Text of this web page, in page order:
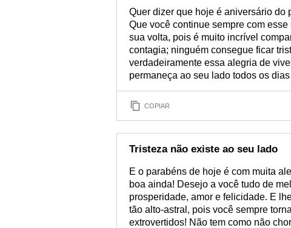
Quer dizer que hoje é aniversário do
Que você continue sempre com
sua volta, pois é muito incrível
contagia; ninguém consegue ficar
verdadeiramente essa alegria de
permaneça ao seu lado todos os
COPIAR
Tristeza não existe ao seu lado
E o parabéns de hoje é com muita
boa ainda! Desejo a você tudo de
prosperidade, amor e felicidade. E
tão alto-astral, pois você sempre
extrovertidos! Não tem como não